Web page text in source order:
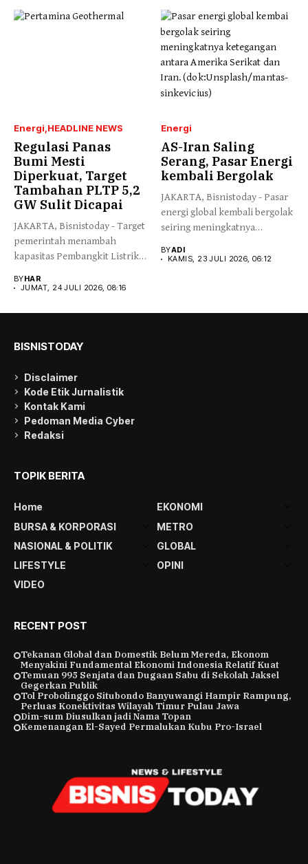
Energi HEADLINE NEWS
Regulasi Panas
Bumi Mesti
Diperkuat, Target
Tambahan PLTP 5,2
GW Sulit Dicapai
JAKARTA, Bisnistoday - Target
pemerintah menambah
kapasitas Pembangkit Listrik
BYHAR
JUMAT, 24 JULI 2026, 08:16
Energi
AS-Iran Saling
Serang, Pasar Energi
kembali Bergolak
JAKARTA, Bisnistoday - Pasar
energi global kembali bergolak
seiring meningkatnya
BYADI
KAMIS, 23 JULI 2026, 06:12
BISNISTODAY
Disclaimer
Kode Etik Jurnalistik
Kontak Kami
Pedoman Media Cyber
Redaksi
TOPIK BERITA
Home
EKONOMI
BURSA & KORPORASI
METRO
NASIONAL & POLITIK
GLOBAL
LIFESTYLE
OPINI
VIDEO
RECENT POST
Tekanan Global dan Domestik Belum Mereda, Ekonom
Menyakini Fundamental Ekonomi Indonesia Relatif Kuat
Temuan 995 Senjata dan Dugaan Sabu di Sekolah Jaksel
Gegerkan Publik
Tol Probolinggo Situbondo Banyuwangi Hampir Rampung,
Perluas Konektivitas Wilayah Timur Pulau Jawa
Dim-sum Diusulkan jadi Nama Topan
Kemenangan El-Sayed Permalukan Kubu Pro-Israel